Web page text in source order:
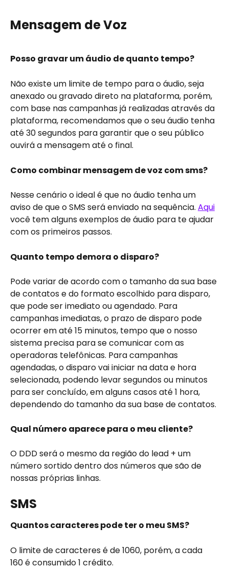
Mensagem de Voz
Posso gravar um áudio de quanto tempo?
Não existe um limite de tempo para o áudio, seja
anexado ou gravado direto na plataforma, porém,
com base nas campanhas já realizadas através da
plataforma, recomendamos que o seu áudio tenha
até 30 segundos para garantir que o seu público
ouvirá a mensagem até o final.
Como combinar mensagem de voz com sms?
Nesse cenário o ideal é que no áudio tenha um
aviso de que o SMS será enviado na sequência. Aqui
você tem alguns exemplos de áudio para te ajudar
com os primeiros passos.
Quanto tempo demora o disparo?
Pode variar de acordo com o tamanho da sua base
de contatos e do formato escolhido para disparo,
que pode ser imediato ou agendado. Para
campanhas imediatas, o prazo de disparo pode
ocorrer em até 15 minutos, tempo que o nosso
sistema precisa para se comunicar com as
operadoras telefônicas. Para campanhas
agendadas, o disparo vai iniciar na data e hora
selecionada, podendo levar segundos ou minutos
para ser concluído, em alguns casos até 1 hora,
dependendo do tamanho da sua base de contatos.
Qual número aparece para o meu cliente?
O DDD será o mesmo da região do lead + um
número sortido dentro dos números que são de
nossas próprias linhas.
SMS
Quantos caracteres pode ter o meu SMS?
O limite de caracteres é de 1060, porém, a cada
160 é consumido 1 crédito.